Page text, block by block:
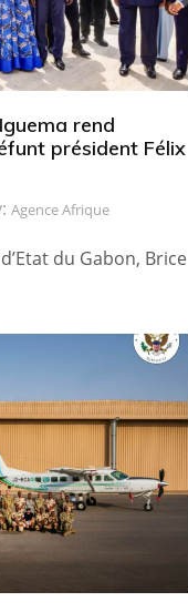
rend
président Félix
Agence Afrique
du Gabon, Brice